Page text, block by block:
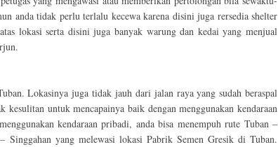
anda tidak perlu terlalu kecewa karena disini juga rersedia shelter
lokasi serta disini juga banyak warung dan kedai yang menjual
Lokasinya juga tidak jauh dari jalan raya yang sudah beraspal
kesulitan untuk mencapainya baik dengan menggunakan kendaraan
kendaraan pribadi, anda bisa menempuh rute Tuban –
Singgahan yang melewasi lokasi Pabrik Semen Gresik di Tuban.